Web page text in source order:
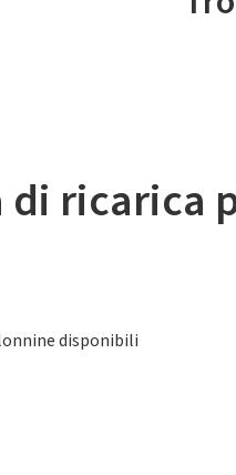
ricarica
disponibili